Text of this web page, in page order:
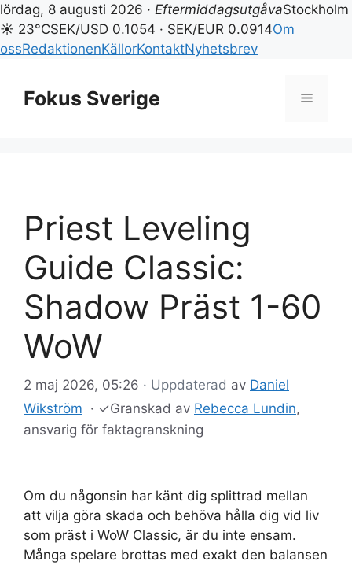
lördag, 8 augusti 2026 · EftermiddagsutgåvaStockholm
☀ 23°CSEK/USD 0.1054 · SEK/EUR 0.0914Om
ossRedaktionenKällorKontaktNyhetsbrev
innehållFokus Sverige Meny
Priest Leveling
Guide Classic:
Shadow Präst 1-60
WoW
2 maj 2026, 05:26 · Uppdaterad av Daniel
Wikström · ✓Granskad av Rebecca Lundin,
ansvarig för faktagranskning
Om du någonsin har känt dig splittrad mellan
att vilja göra skada och behöva hålla dig vid liv
som präst i WoW Classic, är du inte ensam.
Många spelare brottas med exakt den balansen